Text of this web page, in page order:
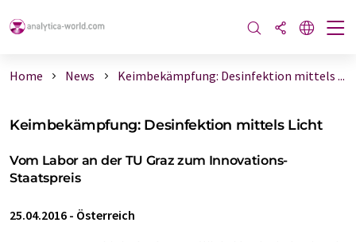
Home News Keimbekämpfung: Desinfektion mittels ...
Keimbekämpfung: Desinfektion mittels Licht
Vom Labor an der TU Graz zum Innovations-
Staatspreis
25.04.2016 - Österreich